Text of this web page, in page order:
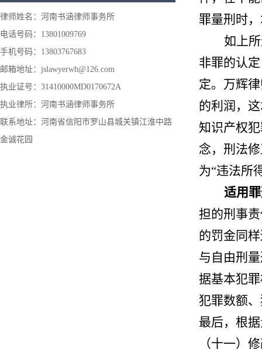
律师姓名：河南书涵律师事务所
电话号码：13801009769
手机号码：13803767683
邮箱地址：jslawyerwh@126.com
执业证号：31410000MD0170672A
执业律所：河南书涵律师事务所
联系地址：河南省信阳市罗山县城关镇江淮中路
金诚花园
罪量刑时
如上
非罪的认
定。 万辉
的利润，
知识产权
念，刑法
为“违法所
适用
担的刑事
的罚金同
与自由刑
据基本犯
犯罪数额
最后，根
（十一）